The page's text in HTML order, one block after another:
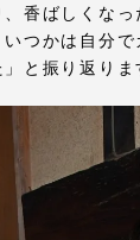
香ばしくな
つかは自分で
と振り返りま